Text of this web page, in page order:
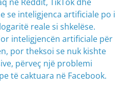
se inteligjenca artificiale po i
reale si shkelëse.
inteligjencën artificiale për
por theksoi se nuk kishte
përveç një problemi
të caktuara në Facebook.